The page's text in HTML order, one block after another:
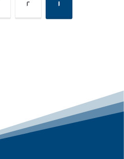
١ ٢